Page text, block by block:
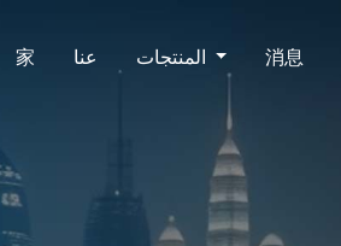
家 عنا 消息